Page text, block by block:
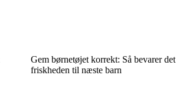
Gem børnetøjet korrekt: Så bevarer det
friskheden til næste barn